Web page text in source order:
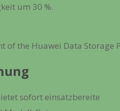
um 30 %.
of the Huawei Data Storage
sofort einsatzbereite